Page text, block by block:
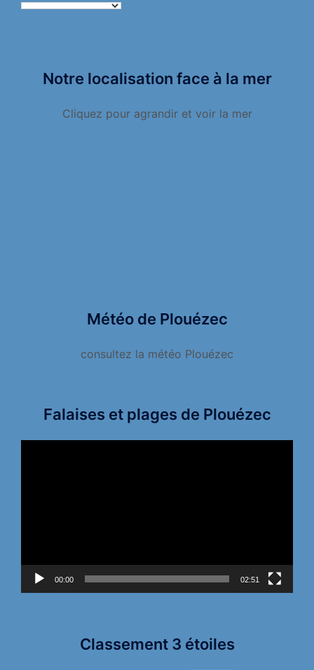
Notre localisation face à la mer
Cliquez pour agrandir et voir la mer
Météo de Plouézec
consultez la météo Plouézec
Falaises et plages de Plouézec
00:00 02:51
Classement 3 étoiles